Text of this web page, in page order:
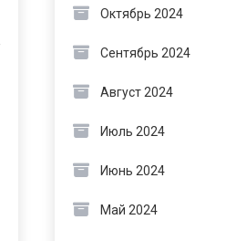
Октябрь 2024
Сентябрь 2024
Август 2024
Июль 2024
Июнь 2024
Май 2024